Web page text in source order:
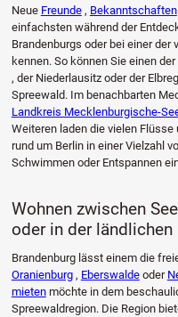
Neue Freunde, Bekanntschaften
einfachsten während der
Brandenburgs oder bei einer
kennen. So können Sie einen
, der Niederlausitz oder der
Spreewald. Im benachbarten
Landkreis Mecklenburgische-
Weiteren laden die vielen
rund um Berlin in einer Vielzahl
Schwimmen oder Entspannen
Wohnen zwischen
oder in der
Brandenburg lässt einem die
Oranienburg, Eberswaldeoder
mietenmöchte in dem
Spreewaldregion. Die Region